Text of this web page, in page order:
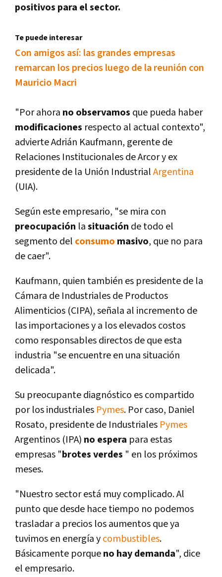
positivos para el sector.
Te puede interesar
Con amigos así­: las grandes empresas
remarcan los precios luego de la reunión con
Mauricio Macri
"Por ahora no observamos que pueda haber
modificaciones respecto al actual contexto",
advierte Adrián Kaufmann, gerente de
Relaciones Institucionales de Arcor y ex
presidente de la Unión IndustrialArgentina
(UIA).
Según este empresario, "se mira con
preocupación lasituación de todo el
segmento del consumo masivo, que no para
de caer".
Kaufmann, quien también es presidente de la
Cámara de Industriales de Productos
Alimenticios (CIPA), señala al incremento de
las importaciones y a los elevados costos
como responsables directos de que esta
industria "se encuentre en una situación
delicada".
Su preocupante diagnóstico es compartido
por los industriales Pymes. Por caso, Daniel
Rosato, presidente de Industriales Pymes
Argentinos (IPA) no espera para estas
empresas "brotes verdes " en los próximos
meses.
"Nuestro sector está muy complicado. Al
punto que desde hace tiempo no podemos
trasladar a precios los aumentos que ya
tuvimos en energí­a ycombustibles.
Básicamente porqueno hay demanda", dice
el empresario.